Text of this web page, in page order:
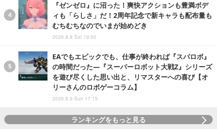
『ゼンゼロ』に沼った！爽快アクションも豊満ボデ
ィも「らしさ」だ！2周年記念で新キャラも配布量も
むちむちなのでいまが始めどき
2026.8.8 Sat 19:00
EAでもエピックでも、仕事が終われば『スパロボ』
の時間だった―『スーパーロボット大戦Z』シリーズ
を遊び尽くした思い出と、リマスターへの喜び【オ
リーさんのロボゲーコラム】
2026.8.9 Sun 17:15
ランキングをもっと見る